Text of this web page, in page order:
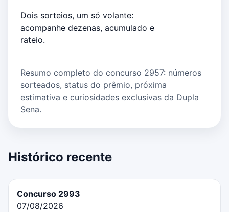
Dois sorteios, um só volante:
acompanhe dezenas, acumulado e
rateio.
Resumo completo do concurso 2957: números
sorteados, status do prêmio, próxima
estimativa e curiosidades exclusivas da Dupla
Sena.
Histórico recente
Concurso 2993
07/08/2026